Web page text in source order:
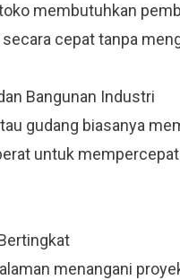
membutuhkan
cepat tanpa
Bangunan Industri
gudang biasanya
untuk
menangani